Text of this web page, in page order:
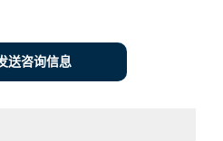
送咨询信息